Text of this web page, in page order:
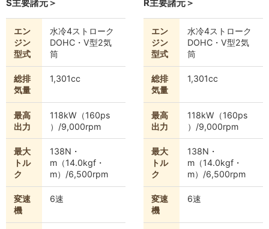
S主要諸元＞
エン
ジン
型式
水冷4ストローク
DOHC・V型2気
筒
総排
気量
1,301cc
最高
出力
118kW（160ps
）/9,000rpm
最大
トル
ク
138N・
m（14.0kgf・
m）/6,500rpm
変速
機
6速
R主要諸元＞
エン
ジン
型式
水冷4ストローク
DOHC・V型2気
筒
総排
気量
1,301cc
最高
出力
118kW（160ps
）/9,000rpm
最大
トル
ク
138N・
m（14.0kgf・
m）/6,500rpm
変速
機
6速